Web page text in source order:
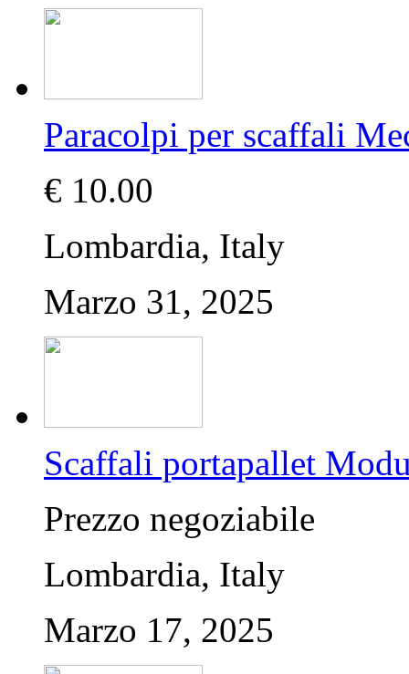
Paracolpi per scaffali
€ 10.00
Lombardia, Italy
Marzo 31, 2025
Scaffali portapallet
Prezzo negoziabile
Lombardia, Italy
Marzo 17, 2025